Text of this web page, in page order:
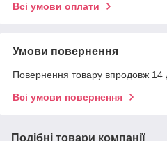
Всі умови оплати
Умови повернення
Повернення товару впродовж 14
Всі умови повернення
Подібні товари компанії